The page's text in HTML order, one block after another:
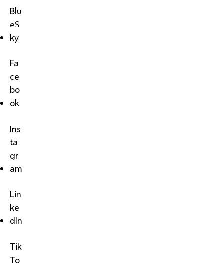
Blu
eS
ky
Fa
ce
bo
ok
Ins
ta
gr
am
Lin
ke
dIn
Tik
To